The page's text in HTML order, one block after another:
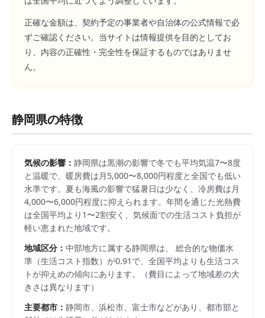
正確な金額は、契約予定の事業者や自治体の公式情報で必
ずご確認ください。当サイトは情報提供を目的としてお
り、内容の正確性・完全性を保証するものではありませ
ん。
静岡県の特徴
気候の影響： 静岡県は黒潮の影響で冬でも平均気温7〜8度
と温暖で、暖房費は月5,000〜8,000円程度と全国でも低い
水準です。夏も海風の影響で猛暑日は少なく、冷房費は月
4,000〜6,000円程度に抑えられます。年間を通じた光熱費
は全国平均より1〜2割安く、気候面での生活コスト負担が
軽い恵まれた地域です。
地域区分： 中部地方に属する静岡県は、 総合的な物価水
準（生活コスト指数）が0.91 で、 全国平均よりも生活コス
トが抑えめの傾向にあります。
（費目によって地域差の大
きさは異なります）
主要都市： 静岡市、浜松市、富士市などがあり、都市部と